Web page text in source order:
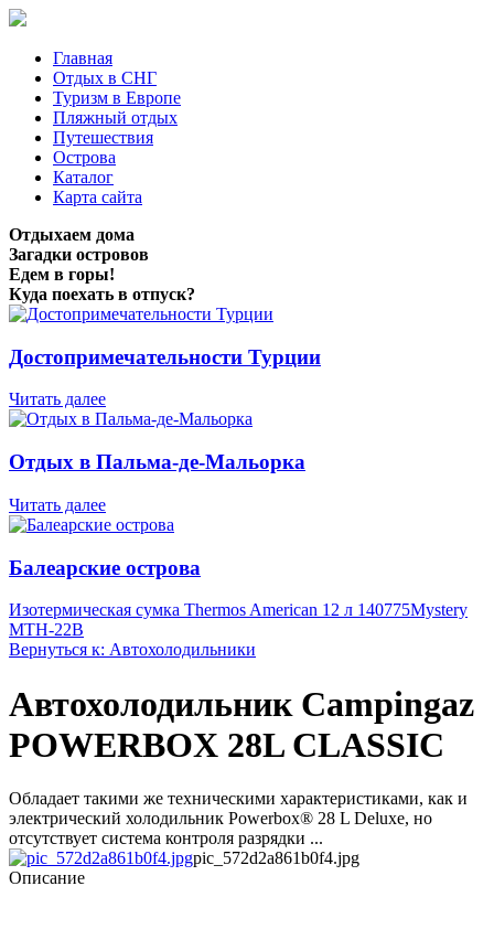
Главная
Отдых в СНГ
Туризм в Европе
Пляжный отдых
Путешествия
Острова
Каталог
Карта сайта
Отдыхаем дома
Загадки островов
Едем в горы!
Куда поехать в отпуск?
Достопримечательности Турции
Читать далее
Отдых в Пальма-де-Мальорка
Читать далее
Балеарские острова
Изотермическая сумка Thermos American 12 л 140775Mystery
MTH-22B
Вернуться к: Автохолодильники
Автохолодильник Campingaz
POWERBOX 28L CLASSIC
Обладает такими же техническими характеристиками, как и
электрический холодильник Powerbox® 28 L Deluxe, но
отсутствует система контроля разрядки ...
pic_572d2a861b0f4.jpg
Описание